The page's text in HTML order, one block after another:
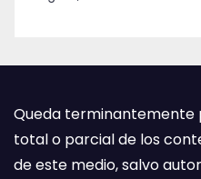
Queda terminantemente
total o parcial de los
de este medio, salvo